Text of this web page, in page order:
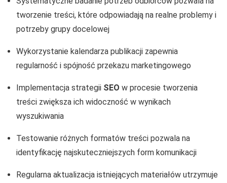
tworzenie treści, które odpowiadają na realne problemy i
potrzeby grupy docelowej
Wykorzystanie kalendarza publikacji zapewnia
regularność i spójność przekazu marketingowego
Implementacja strategii SEO w procesie tworzenia
treści zwiększa ich widoczność w wynikach
wyszukiwania
Testowanie różnych formatów treści pozwala na
identyfikację najskuteczniejszych form komunikacji
Regularna aktualizacja istniejących materiałów utrzymuje